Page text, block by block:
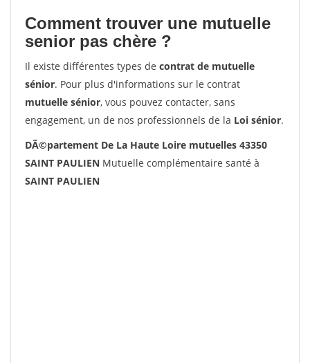
Comment trouver une mutuelle
senior pas chère ?
Il existe différentes types de contrat de mutuelle
sénior. Pour plus d'informations sur le contrat
mutuelle sénior, vous pouvez contacter, sans
engagement, un de nos professionnels de la Loi sénior.
DÃ©partement De La Haute Loire mutuelles 43350
SAINT PAULIEN Mutuelle complémentaire santé à
SAINT PAULIEN